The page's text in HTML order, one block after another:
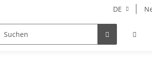
DE
E-Bike Teile Fatbike Teile